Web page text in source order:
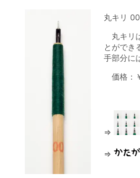
丸キリ 00
丸キリ
とができ
手部分に
価格：
⇒
⇒